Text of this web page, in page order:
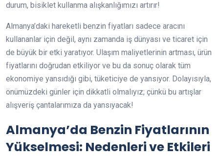
durum, bisiklet kullanma alışkanlığımızı artırır!
Almanya’daki hareketli benzin fiyatları sadece aracını
kullananlar için değil, aynı zamanda iş dünyası ve ticaret için
de büyük bir etki yaratıyor. Ulaşım maliyetlerinin artması, ürün
fiyatlarını doğrudan etkiliyor ve bu da sonuç olarak tüm
ekonomiye yansıdığı gibi, tüketiciye de yansıyor. Dolayısıyla,
önümüzdeki günler için dikkatli olmalıyız; çünkü bu artışlar
alışveriş çantalarımıza da yansıyacak!
Almanya’da Benzin Fiyatlarının
Yükselmesi: Nedenleri ve Etkileri